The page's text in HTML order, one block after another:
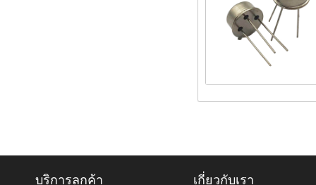
บริการลูกค้า เกี่ยวกับเรา